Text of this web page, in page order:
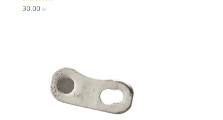
Vurderet
5
30,00 kr.